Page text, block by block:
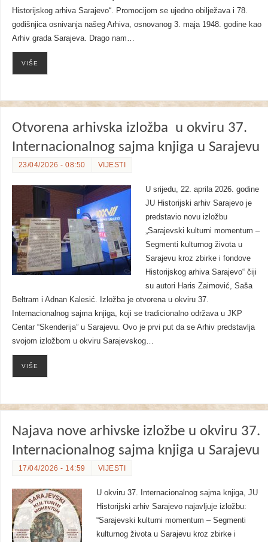
Historijskog arhiva Sarajevo“. Promocijom se ujedno obilježava i 78.
godišnjica osnivanja našeg Arhiva, osnovanog 3. maja 1948. godine kao
Arhiv grada Sarajeva. Drago nam…
VIŠE
Otvorena arhivska izložba u okviru 37.
Internacionalnog sajma knjiga u Sarajevu
23/04/2026 - 08:50 VIJESTI
U srijedu, 22. aprila 2026. godine
JU Historijski arhiv Sarajevo je
predstavio novu izložbu
„Sarajevski kulturni momentum –
Segmenti kulturnog života u
Sarajevu kroz zbirke i fondove
Historijskog arhiva Sarajevo“ čiji
su autori Haris Zaimović, Saša
Beltram i Adnan Kalesić. Izložba je otvorena u okviru 37.
Internacionalnog sajma knjiga, koji se tradicionalno održava u JKP
Centar “Skenderija” u Sarajevu. Ovo je prvi put da se Arhiv predstavlja
svojom izložbom u okviru Sarajevskog…
VIŠE
Najava nove arhivske izložbe u okviru 37.
Internacionalnog sajma knjiga u Sarajevu
17/04/2026 - 14:59 VIJESTI
U okviru 37. Internacionalnog sajma knjiga, JU
Historijski arhiv Sarajevo najavljuje izložbu:
“Sarajevski kulturni momentum – Segmenti
kulturnog života u Sarajevu kroz zbirke i